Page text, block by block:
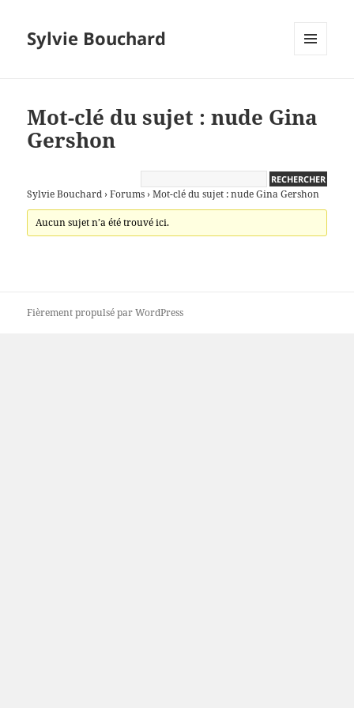
Sylvie Bouchard
Mot-clé du sujet : nude Gina
Gershon
Sylvie Bouchard › Forums › Mot-clé du sujet : nude Gina Gershon
Aucun sujet n’a été trouvé ici.
Fièrement propulsé par WordPress